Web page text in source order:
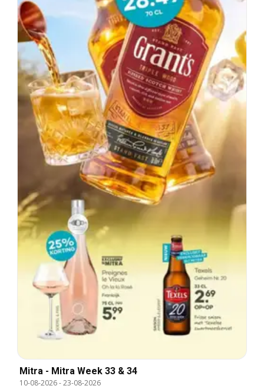
Mitra - Mitra Week 33 & 34
10-08-2026-23-08-2026